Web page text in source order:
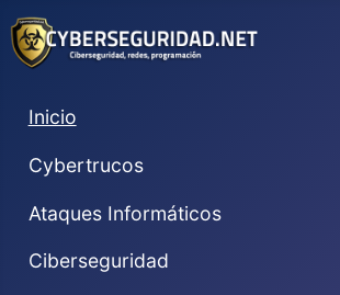
Inicio
Cybertrucos
Ataques Informáticos
Ciberseguridad